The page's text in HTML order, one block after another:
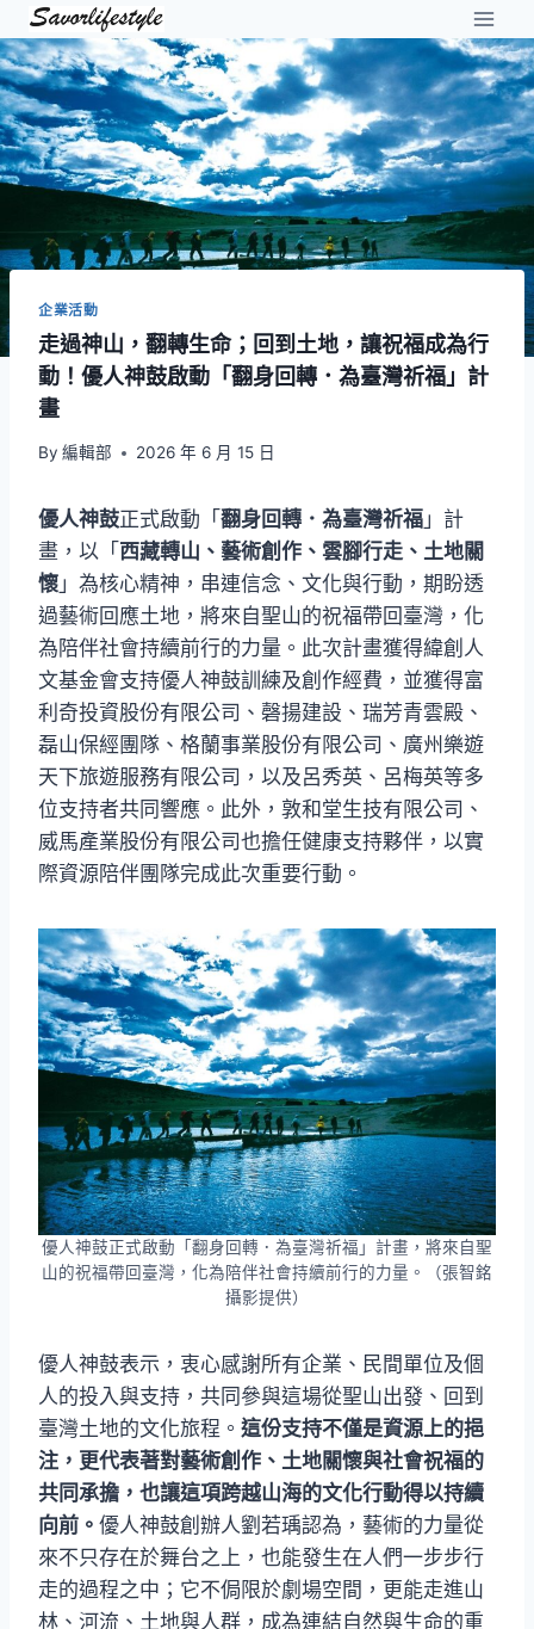
Skip
to
content
企業活動
走過神山，翻轉生命；回到土地，讓祝福成為行
動！優人神鼓啟動「翻身回轉．為臺灣祈福」計
畫
By 編輯部 2026 年 6 月 15 日
優人神鼓正式啟動「 翻身回轉．為臺灣祈福 」計
畫，以「 西藏轉山、藝術創作、雲腳行走、土地關
懷 」為核心精神，串連信念、文化與行動，期盼透
過藝術回應土地，將來自聖山的祝福帶回臺灣，化
為陪伴社會持續前行的力量。此次計畫獲得緯創人
文基金會支持優人神鼓訓練及創作經費，並獲得富
利奇投資股份有限公司、磬揚建設、瑞芳青雲殿、
磊山保經團隊、格蘭事業股份有限公司、廣州樂遊
天下旅遊服務有限公司，以及呂秀英、呂梅英等多
位支持者共同響應。此外，敦和堂生技有限公司、
威馬產業股份有限公司也擔任健康支持夥伴，以實
際資源陪伴團隊完成此次重要行動。
優人神鼓正式啟動「翻身回轉．為臺灣祈福」計畫，將來自聖
山的祝福帶回臺灣，化為陪伴社會持續前行的力量。（張智銘
攝影提供）
優人神鼓表示，衷心感謝所有企業、民間單位及個
人的投入與支持，共同參與這場從聖山出發、回到
臺灣土地的文化旅程。 這份支持不僅是資源上的挹
注，更代表著對藝術創作、土地關懷與社會祝福的
共同承擔，也讓這項跨越山海的文化行動得以持續
向前。 優人神鼓創辦人劉若瑀認為，藝術的力量從
來不只存在於舞台之上，也能發生在人們一步步行
走的過程之中；它不侷限於劇場空間，更能走進山
林、河流、土地與人群，成為連結自然與生命的重